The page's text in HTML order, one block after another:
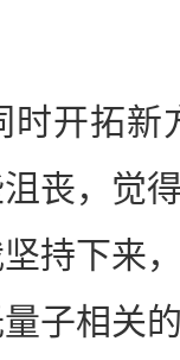
开拓新
丧，觉
持下来
子相关